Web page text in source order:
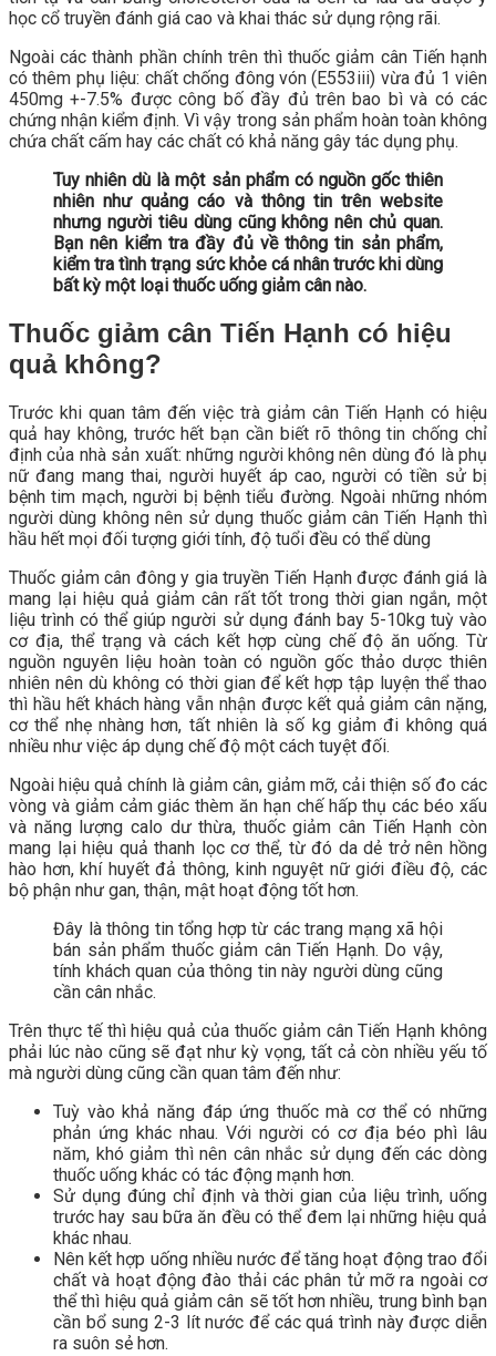
học cổ truyền đánh giá cao và khai thác sử dụng rộng rãi.
Ngoài các thành phần chính trên thì thuốc giảm cân Tiến hạnh
có thêm phụ liệu: chất chống đông vón (E553iii) vừa đủ 1 viên
450mg +-7.5% được công bố đầy đủ trên bao bì và có các
chứng nhận kiểm định. Vì vậy trong sản phẩm hoàn toàn không
chứa chất cấm hay các chất có khả năng gây tác dụng phụ.
Tuy nhiên dù là một sản phẩm có nguồn gốc thiên
nhiên như quảng cáo và thông tin trên website
nhưng người tiêu dùng cũng không nên chủ quan.
Bạn nên kiểm tra đầy đủ về thông tin sản phẩm,
kiểm tra tình trạng sức khỏe cá nhân trước khi dùng
bất kỳ một loại thuốc uống giảm cân nào.
Thuốc giảm cân Tiến Hạnh có hiệu
quả không?
Trước khi quan tâm đến việc trà giảm cân Tiến Hạnh có hiệu
quả hay không, trước hết bạn cần biết rõ thông tin chống chỉ
định của nhà sản xuất: những người không nên dùng đó là phụ
nữ đang mang thai, người huyết áp cao, người có tiền sử bị
bệnh tim mạch, người bị bệnh tiểu đường. Ngoài những nhóm
người dùng không nên sử dụng thuốc giảm cân Tiến Hạnh thì
hầu hết mọi đối tượng giới tính, độ tuổi đều có thể dùng
Thuốc giảm cân đông y gia truyền Tiến Hạnh được đánh giá là
mang lại hiệu quả giảm cân rất tốt trong thời gian ngắn, một
liệu trình có thể giúp người sử dụng đánh bay 5-10kg tuỳ vào
cơ địa, thể trạng và cách kết hợp cùng chế độ ăn uống. Từ
nguồn nguyên liệu hoàn toàn có nguồn gốc thảo dược thiên
nhiên nên dù không có thời gian để kết hợp tập luyện thể thao
thì hầu hết khách hàng vẫn nhận được kết quả giảm cân nặng,
cơ thể nhẹ nhàng hơn, tất nhiên là số kg giảm đi không quá
nhiều như việc áp dụng chế độ một cách tuyệt đối.
Ngoài hiệu quả chính là giảm cân, giảm mỡ, cải thiện số đo các
vòng và giảm cảm giác thèm ăn hạn chế hấp thụ các béo xấu
và năng lượng calo dư thừa, thuốc giảm cân Tiến Hạnh còn
mang lại hiệu quả thanh lọc cơ thể, từ đó da dẻ trở nên hồng
hào hơn, khí huyết đả thông, kinh nguyệt nữ giới điều độ, các
bộ phận như gan, thận, mật hoạt động tốt hơn.
Đây là thông tin tổng hợp từ các trang mạng xã hội
bán sản phẩm thuốc giảm cân Tiến Hạnh. Do vậy,
tính khách quan của thông tin này người dùng cũng
cần cân nhắc.
Trên thực tế thì hiệu quả của thuốc giảm cân Tiến Hạnh không
phải lúc nào cũng sẽ đạt như kỳ vọng, tất cả còn nhiều yếu tố
mà người dùng cũng cần quan tâm đến như:
Tuỳ vào khả năng đáp ứng thuốc mà cơ thể có những
phản ứng khác nhau. Với người có cơ địa béo phì lâu
năm, khó giảm thì nên cân nhắc sử dụng đến các dòng
thuốc uống khác có tác động mạnh hơn.
Sử dụng đúng chỉ định và thời gian của liệu trình, uống
trước hay sau bữa ăn đều có thể đem lại những hiệu quả
khác nhau.
Nên kết hợp uống nhiều nước để tăng hoạt động trao đổi
chất và hoạt động đào thải các phân tử mỡ ra ngoài cơ
thể thì hiệu quả giảm cân sẽ tốt hơn nhiều, trung bình bạn
cần bổ sung 2-3 lít nước để các quá trình này được diễn
ra suôn sẻ hơn.